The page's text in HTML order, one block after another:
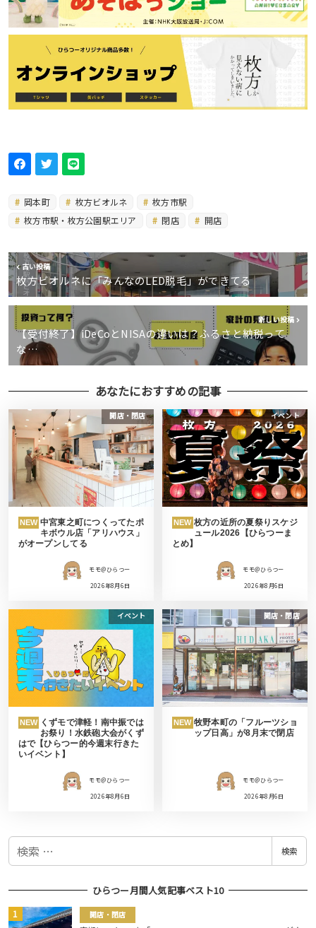
岡本町 枚方ビオルネ
枚方市駅
枚方市駅・枚方公園駅エリア
閉店 開店
古い投稿
枚方ビオルネに「みんなのLED脱毛」ができてる
新しい投稿
【受付終了】iDeCoとNISAの違いは？ふるさと納税って
な…
あなたにおすすめの記事
開店・閉店
NEW 中宮東之町につくってたポ
キボウル店「アリハウス」
がオープンしてる
モモ＠ひらつー
2026年8月6日
イベント
NEW 枚方の近所の夏祭りスケジ
ュール2026【ひらつーま
とめ】
モモ＠ひらつー
2026年8月6日
イベント
NEW くずモで津軽！南中振では
お祭り！水鉄砲大会がくず
はで【ひらつー的今週末行きた
いイベント】
モモ＠ひらつー
2026年8月6日
開店・閉店
NEW 牧野本町の「フルーツショ
ップ日高」が8月末で閉店
モモ＠ひらつー
2026年8月6日
検
検索
ひらつー月間人気記事ベスト10
開店・閉店